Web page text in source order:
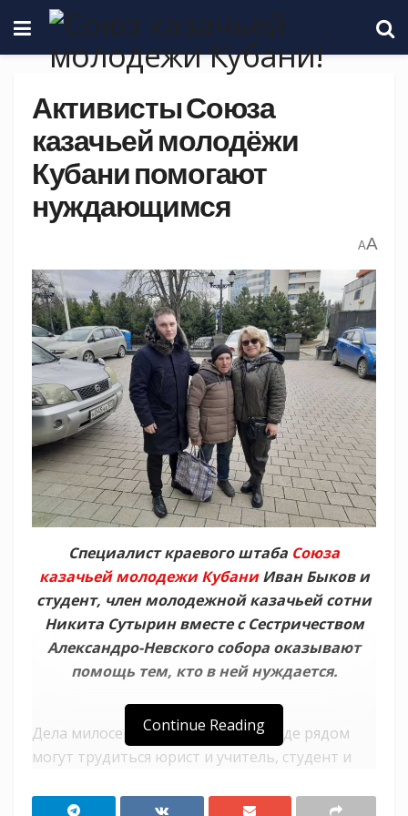
Активисты Союза
казачьей молодёжи
Кубани помогают
нуждающимся
AA
Специалист краевого штаба Союза
казачьей молодежи КубаниИван Быков и
студент, член молодежной казачьей сотни
Никита Сутырин вместе с Сестричеством
Александро-Невского собора оказывают
помощь тем, кто в ней нуждается.
Дела милосердия — это та сфера, где рядом
могут трудиться юрист и учитель, студент и
извечных конфликтов отцов и детей ). Все эти
Continue Reading